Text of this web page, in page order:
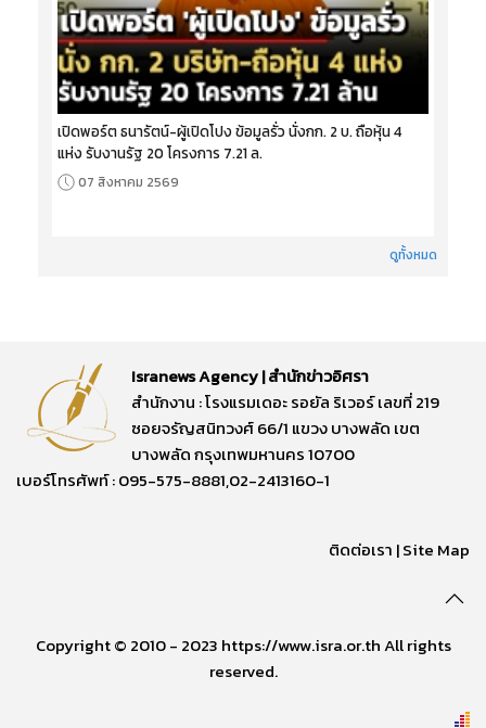
เปิดพอร์ต ธนารัตน์-ผู้เปิดโปง ข้อมูลรั่ว นั่งกก. 2 บ. ถือหุ้น 4
แห่ง รับงานรัฐ 20 โครงการ 7.21 ล.
07 สิงหาคม 2569
ดูทั้งหมด
Isranews Agency | สำนักข่าวอิศรา
สำนักงาน : โรงแรมเดอะ รอยัล ริเวอร์ เลขที่ 219
ซอยจรัญสนิทวงศ์ 66/1 แขวง บางพลัด เขต
บางพลัด กรุงเทพมหานคร 10700
เบอร์โทรศัพท์ : 095-575-8881,02-2413160-1
ติดต่อเรา |Site Map
Copyright © 2010 - 2023 https://www.isra.or.th All rights
reserved.